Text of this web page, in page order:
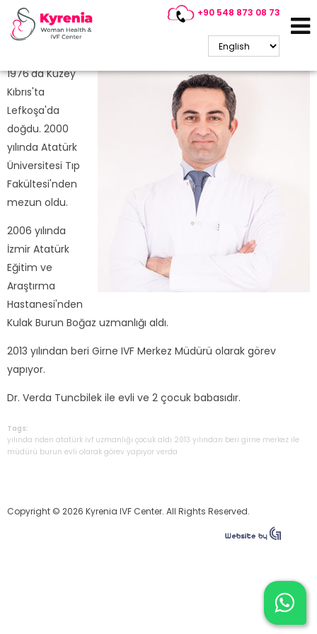
+90 548 873 08 73
Dr.Mehmet Ali Tunçbilek
1976'da Kuzey
Kıbrıs'ta
Lefkoşa'da
doğdu. 2000
yılında Atatürk
Üniversitesi Tıp
Fakültesi'nden
mezun oldu.
2006 yılında
İzmir Atatürk
Eğitim ve
Araştırma
Hastanesi'nden
Kulak Burun Boğaz uzmanlığı aldı.
2013 yılından beri Girne IVF Merkez Müdürü olarak görev
yapıyor.
Dr. Verda Tuncbilek ile evli ve 2 çocuk babasıdır.
Tags:
yılında nden atatürk ivf uzmanlığı çocuk aldı 2013 yılından beri girne merkez ile
müdürü burun evli olarak görev yapıyor verda
Copyright © 2026 Kyrenia IVF Center. All Rights Reserved.